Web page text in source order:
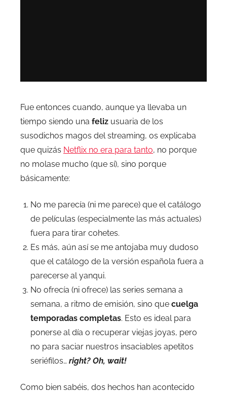
Fue entonces cuando, aunque ya llevaba un
tiempo siendo una feliz usuaria de los
susodichos magos del streaming, os explicaba
que quizás Netflix no era para tanto, no porque
no molase mucho (que sí), sino porque
básicamente:
No me parecía (ni me parece) que el catálogo
de películas (especialmente las más actuales)
fuera para tirar cohetes.
Es más, aún así se me antojaba muy dudoso
que el catálogo de la versión española fuera a
parecerse al yanqui.
No ofrecía (ni ofrece) las series semana a
semana, a ritmo de emisión, sino que cuelga
temporadas completas. Esto es ideal para
ponerse al día o recuperar viejas joyas, pero
no para saciar nuestros insaciables apetitos
seriéfilos… right? Oh, wait!
Como bien sabéis, dos hechos han acontecido